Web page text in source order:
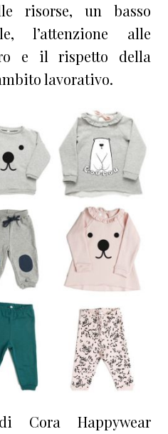
risorse, un basso
l’attenzione alle
e il rispetto della
lavorativo.
Cora Happywear